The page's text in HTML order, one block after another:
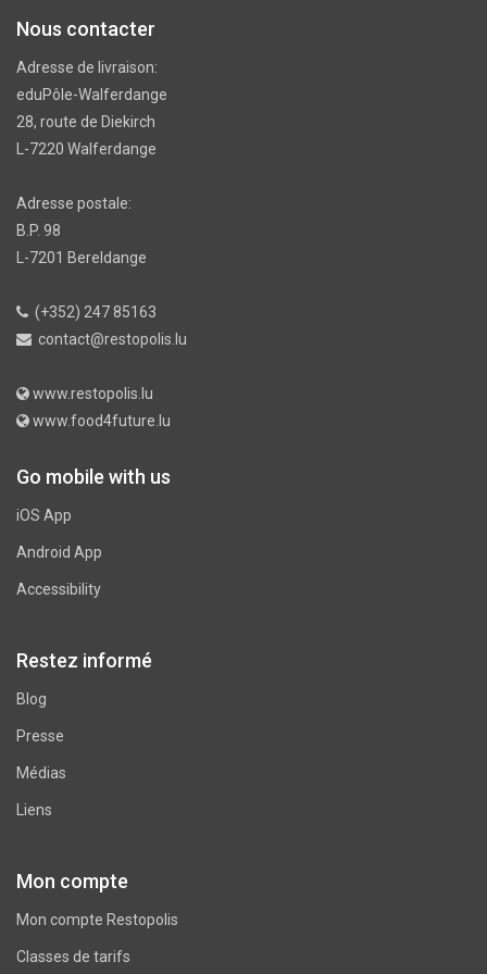
Nous contacter
Adresse de livraison:
eduPôle-Walferdange
28, route de Diekirch
L-7220 Walferdange
Adresse postale:
B.P. 98
L-7201 Bereldange
(+352) 247 85163
contact@restopolis.lu
www.restopolis.lu
www.food4future.lu
Go mobile with us
iOS App
Android App
Accessibility
Restez informé
Blog
Presse
Médias
Liens
Mon compte
Mon compte Restopolis
Classes de tarifs